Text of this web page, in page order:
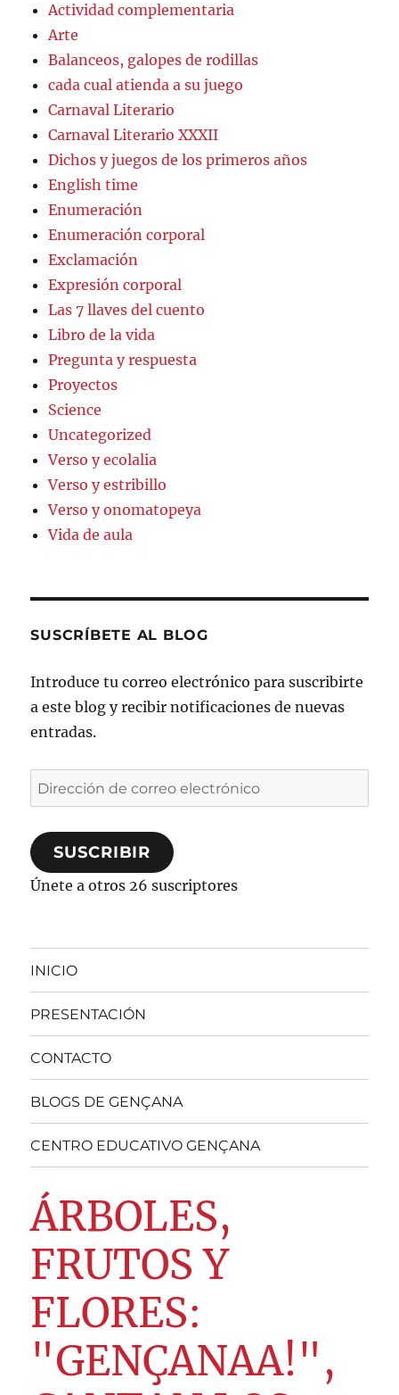
Actividad complementaria
Arte
Balanceos, galopes de rodillas
cada cual atienda a su juego
Carnaval Literario
Carnaval Literario XXXII
Dichos y juegos de los primeros años
English time
Enumeración
Enumeración corporal
Exclamación
Expresión corporal
Las 7 llaves del cuento
Libro de la vida
Pregunta y respuesta
Proyectos
Science
Uncategorized
Verso y ecolalia
Verso y estribillo
Verso y onomatopeya
Vida de aula
SUSCRÍBETE AL BLOG
Introduce tu correo electrónico para suscribirte
a este blog y recibir notificaciones de nuevas
entradas.
Dirección
de
correo
electrónico
SUSCRIBIR
Únete a otros 26 suscriptores
INICIO
PRESENTACIÓN
CONTACTO
BLOGS DE GENÇANA
CENTRO EDUCATIVO GENÇANA
ÁRBOLES,
FRUTOS Y
FLORES:
"GENÇANAA!",